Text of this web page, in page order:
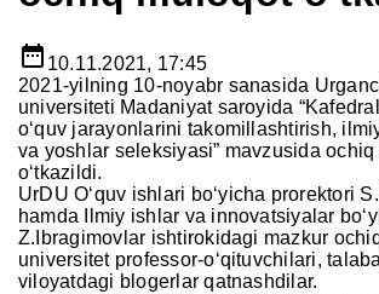
date_range 10.11.2021, 17:45
2021-yilning 10-noyabr sanasida
universiteti Madaniyat saroyida
o‘quv jarayonlarini takomillashtirish,
va yoshlar seleksiyasi” mavzusida
o‘tkazildi.
UrDU O‘quv ishlari bo‘yicha prorektori
hamda Ilmiy ishlar va innovatsiyalar
Z.Ibragimovlar ishtirokidagi mazkur
universitet professor-o‘qituvchilari,
viloyatdagi blogerlar qatnashdilar.